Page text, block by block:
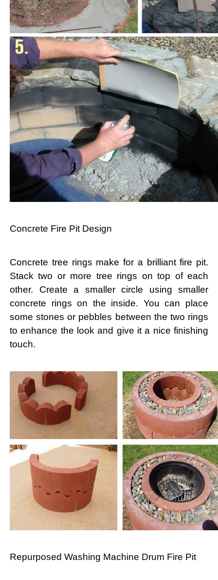
Concrete Fire Pit Design
Concrete tree rings make for a brilliant fire pit.
Stack two or more tree rings on top of each
other. Create a smaller circle using smaller
concrete rings on the inside. You can place
some stones or pebbles between the two rings
to enhance the look and give it a nice finishing
touch.
Repurposed Washing Machine Drum Fire Pit